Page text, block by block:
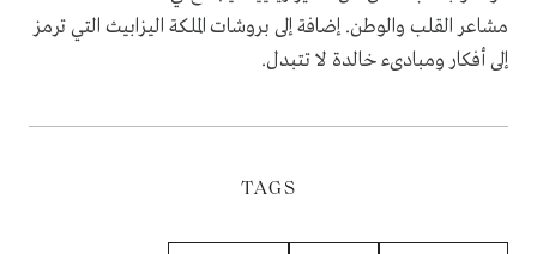
مشاعر القلب والوطن. إضافة إلى بروشات الملكة اليزابيث التي ترمز
إلى أفكار ومبادىء خالدة لا تتبدل.
TAGS